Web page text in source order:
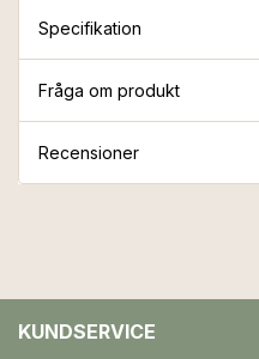
Specifikation
Fråga om produkt
Recensioner
KUNDSERVICE